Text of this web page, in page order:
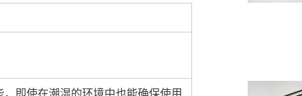
即使在潮湿的环境中也能确保使用